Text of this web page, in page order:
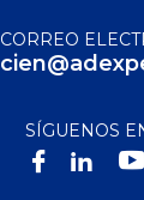
CORREO
SÍGUENOS